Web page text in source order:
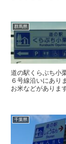
群馬県
道の駅くらぶち小
６号線沿いにあり
お米などがありま
千葉県